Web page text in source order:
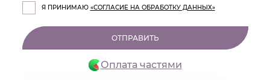
Я ПРИНИМАЮ «СОГЛАСИЕ НА ОБРАБОТКУ ДАННЫХ»
ОТПРАВИТЬ
Оплата частями